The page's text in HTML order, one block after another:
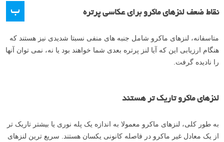
ب نقاط ضعف لنزهای ماکرو برای عکاسی پرتره
متاسفانه، لنزهای ماکرو شامل جنبه های منفی نسبتا شدیدی نیز هستند که
هنگام ارزیابی این که آیا لنز پرتره بعدی شما خواهند بود یا نه، نمی توان آنها
را نادیده گرفت.
لنزهای ماکرو تاریک تر هستند
به طور کلی، لنزهای ماکرو معمولا به اندازه یک پله نوری یا بیشتر تاریک تر
از یک معادل غیر ماکرو در فاصله کانونی یکسان هستند. سریع ترین لنزهای